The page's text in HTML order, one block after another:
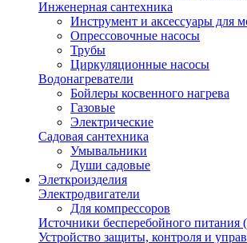
Инженерная сантехника
Инструмент и аксессуары для
Опрессовочные насосы
Трубы
Циркуляционные насосы
Водонагреватели
Бойлеры косвенного нагрева
Газовые
Электрические
Садовая сантехника
Умывальники
Души садовые
Элеткроизделия
Электродвигатели
Для компрессоров
Источники бесперебойного
Устройство защиты, контроля и